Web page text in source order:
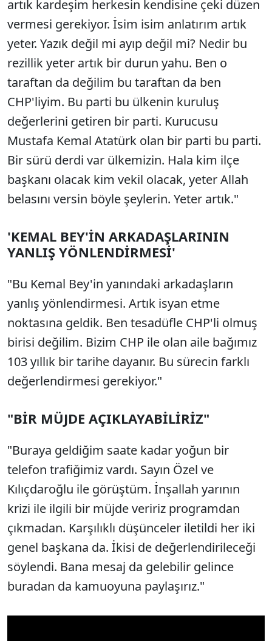
artık kardeşim herkesin kendisine çeki düzen
vermesi gerekiyor. İsim isim anlatırım artık
yeter. Yazık değil mi ayıp değil mi? Nedir bu
rezillik yeter artık bir durun yahu. Ben o
taraftan da değilim bu taraftan da ben
CHP'liyim. Bu parti bu ülkenin kuruluş
değerlerini getiren bir parti. Kurucusu
Mustafa Kemal Atatürk olan bir parti bu parti.
Bir sürü derdi var ülkemizin. Hala kim ilçe
başkanı olacak kim vekil olacak, yeter Allah
belasını versin böyle şeylerin. Yeter artık."
'KEMAL BEY'İN ARKADAŞLARININ
YANLIŞ YÖNLENDİRMESİ'
"Bu Kemal Bey'in yanındaki arkadaşların
yanlış yönlendirmesi. Artık isyan etme
noktasına geldik. Ben tesadüfle CHP'li olmuş
birisi değilim. Bizim CHP ile olan aile bağımız
103 yıllık bir tarihe dayanır. Bu sürecin farklı
değerlendirmesi gerekiyor."
"BİR MÜJDE AÇIKLAYABİLİRİZ"
"Buraya geldiğim saate kadar yoğun bir
telefon trafiğimiz vardı. Sayın Özel ve
Kılıçdaroğlu ile görüştüm. İnşallah yarının
krizi ile ilgili bir müjde veririz programdan
çıkmadan. Karşılıklı düşünceler iletildi her iki
genel başkana da. İkisi de değerlendirileceği
söylendi. Bana mesaj da gelebilir gelince
buradan da kamuoyuna paylaşırız."